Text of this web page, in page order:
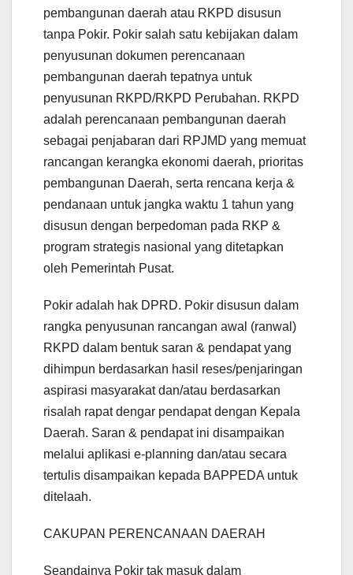
pembangunan daerah atau RKPD disusun
tanpa Pokir. Pokir salah satu kebijakan dalam
penyusunan dokumen perencanaan
pembangunan daerah tepatnya untuk
penyusunan RKPD/RKPD Perubahan. RKPD
adalah perencanaan pembangunan daerah
sebagai penjabaran dari RPJMD yang memuat
rancangan kerangka ekonomi daerah, prioritas
pembangunan Daerah, serta rencana kerja &
pendanaan untuk jangka waktu 1 tahun yang
disusun dengan berpedoman pada RKP &
program strategis nasional yang ditetapkan
oleh Pemerintah Pusat.
Pokir adalah hak DPRD. Pokir disusun dalam
rangka penyusunan rancangan awal (ranwal)
RKPD dalam bentuk saran & pendapat yang
dihimpun berdasarkan hasil reses/penjaringan
aspirasi masyarakat dan/atau berdasarkan
risalah rapat dengar pendapat dengan Kepala
Daerah. Saran & pendapat ini disampaikan
melalui aplikasi e-planning dan/atau secara
tertulis disampaikan kepada BAPPEDA untuk
ditelaah.
CAKUPAN PERENCANAAN DAERAH
Seandainya Pokir tak masuk dalam